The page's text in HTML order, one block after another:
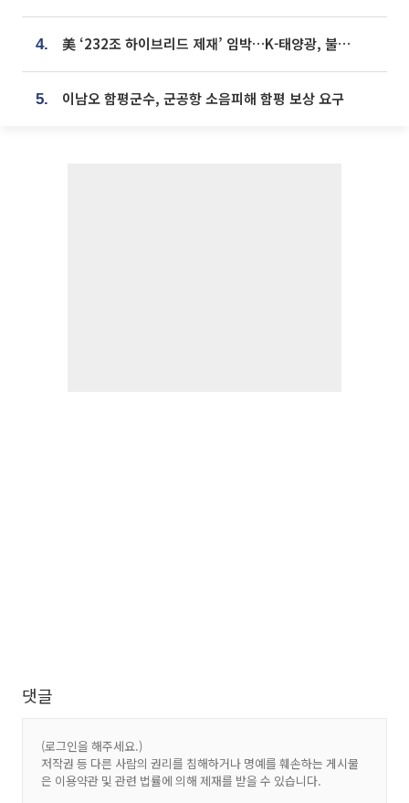
4. 美 ‘232조 하이브리드 제재’ 임박…K-태양광, 불확실성 털고 날개 다나
5. 이남오 함평군수, 군공항 소음피해 함평 보상 요구
댓글